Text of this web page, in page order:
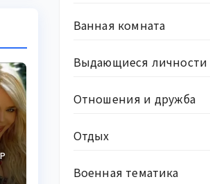
Ванная комната
Выдающиеся личности
Отношения и дружба
Отдых
Военная тематика